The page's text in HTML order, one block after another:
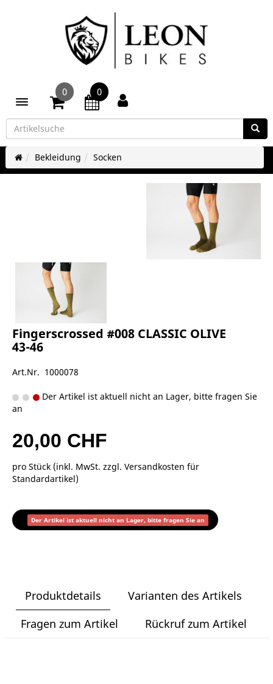
Toggle navigation
0 0
Bekleidung Socken
Fingerscrossed #008 CLASSIC OLIVE
43-46
Art.Nr. 1000078
Der Artikel ist aktuell nicht an Lager, bitte fragen Sie
an
20,00 CHF
pro Stück (inkl. MwSt. zzgl. Versandkosten für
Standardartikel)
Der Artikel ist aktuell nicht an Lager, bitte fragen Sie an
Produktdetails
Varianten des Artikels
Fragen zum Artikel
Rückruf zum Artikel